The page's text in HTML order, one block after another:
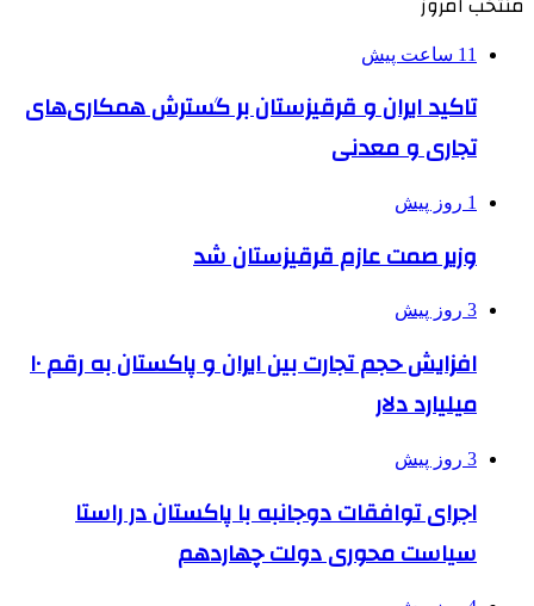
11 ساعت پیش
تاکید ایران و قرقیزستان بر گسترش همکاری‌های
تجاری و معدنی
1 روز پیش
وزیر صمت عازم قرقیزستان شد
3 روز پیش
افزایش حجم تجارت بین ایران و پاکستان به رقم ۱۰
میلیارد دلار
3 روز پیش
اجرای توافقات دوجانبه با پاکستان در راستا
سیاست محوری دولت چهاردهم